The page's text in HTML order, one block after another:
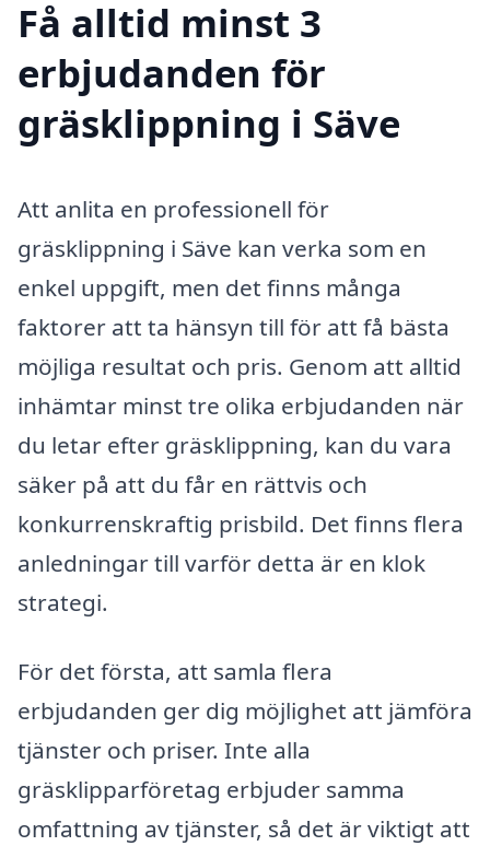
Få alltid minst 3
erbjudanden för
gräsklippning i Säve
Att anlita en professionell för
gräsklippning i Säve kan verka som en
enkel uppgift, men det finns många
faktorer att ta hänsyn till för att få bästa
möjliga resultat och pris. Genom att alltid
inhämtar minst tre olika erbjudanden när
du letar efter gräsklippning, kan du vara
säker på att du får en rättvis och
konkurrenskraftig prisbild. Det finns flera
anledningar till varför detta är en klok
strategi.
För det första, att samla flera
erbjudanden ger dig möjlighet att jämföra
tjänster och priser. Inte alla
gräsklipparföretag erbjuder samma
omfattning av tjänster, så det är viktigt att